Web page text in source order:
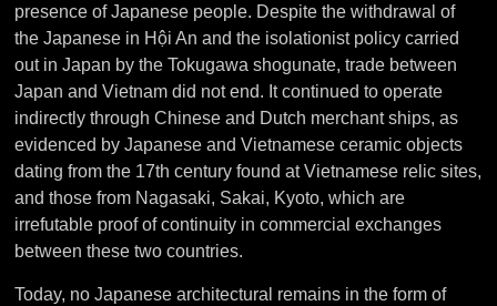
presence of Japanese people. Despite the withdrawal of
the Japanese in Hội An and the isolationist policy carried
out in Japan by the Tokugawa shogunate, trade between
Japan and Vietnam did not end. It continued to operate
indirectly through Chinese and Dutch merchant ships, as
evidenced by Japanese and Vietnamese ceramic objects
dating from the 17th century found at Vietnamese relic sites,
and those from Nagasaki, Sakai, Kyoto, which are
irrefutable proof of continuity in commercial exchanges
between these two countries.
Today, no Japanese architectural remains in the form of